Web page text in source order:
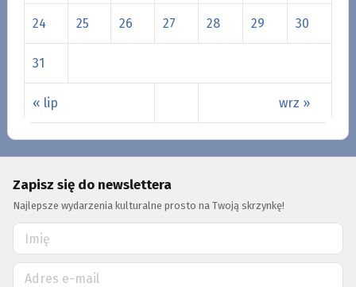
« lip wrz »
24 25 26 27 28 29 30
31
Zapisz się do newslettera
Najlepsze wydarzenia kulturalne prosto na Twoją skrzynkę!